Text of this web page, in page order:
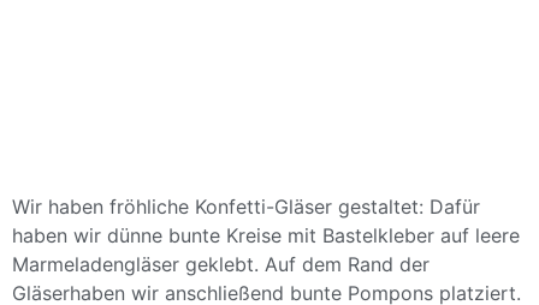
Wir haben fröhliche Konfetti-Gläser gestaltet: Dafür
haben wir dünne bunte Kreise mit Bastelkleber auf leere
Marmeladengläser geklebt. Auf dem Rand der
Gläserhaben wir anschließend bunte Pompons platziert.